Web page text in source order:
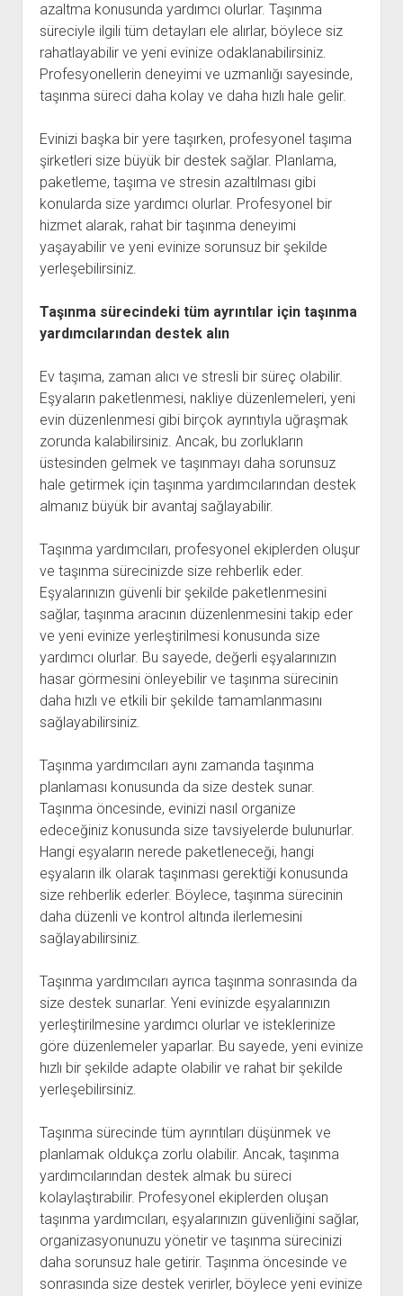
azaltma konusunda yardımcı olurlar. Taşınma
süreciyle ilgili tüm detayları ele alırlar, böylece siz
rahatlayabilir ve yeni evinize odaklanabilirsiniz.
Profesyonellerin deneyimi ve uzmanlığı sayesinde,
taşınma süreci daha kolay ve daha hızlı hale gelir.
Evinizi başka bir yere taşırken, profesyonel taşıma
şirketleri size büyük bir destek sağlar. Planlama,
paketleme, taşıma ve stresin azaltılması gibi
konularda size yardımcı olurlar. Profesyonel bir
hizmet alarak, rahat bir taşınma deneyimi
yaşayabilir ve yeni evinize sorunsuz bir şekilde
yerleşebilirsiniz.
Taşınma sürecindeki tüm ayrıntılar için taşınma
yardımcılarından destek alın
Ev taşıma, zaman alıcı ve stresli bir süreç olabilir.
Eşyaların paketlenmesi, nakliye düzenlemeleri, yeni
evin düzenlenmesi gibi birçok ayrıntıyla uğraşmak
zorunda kalabilirsiniz. Ancak, bu zorlukların
üstesinden gelmek ve taşınmayı daha sorunsuz
hale getirmek için taşınma yardımcılarından destek
almanız büyük bir avantaj sağlayabilir.
Taşınma yardımcıları, profesyonel ekiplerden oluşur
ve taşınma sürecinizde size rehberlik eder.
Eşyalarınızın güvenli bir şekilde paketlenmesini
sağlar, taşınma aracının düzenlenmesini takip eder
ve yeni evinize yerleştirilmesi konusunda size
yardımcı olurlar. Bu sayede, değerli eşyalarınızın
hasar görmesini önleyebilir ve taşınma sürecinin
daha hızlı ve etkili bir şekilde tamamlanmasını
sağlayabilirsiniz.
Taşınma yardımcıları aynı zamanda taşınma
planlaması konusunda da size destek sunar.
Taşınma öncesinde, evinizi nasıl organize
edeceğiniz konusunda size tavsiyelerde bulunurlar.
Hangi eşyaların nerede paketleneceği, hangi
eşyaların ilk olarak taşınması gerektiği konusunda
size rehberlik ederler. Böylece, taşınma sürecinin
daha düzenli ve kontrol altında ilerlemesini
sağlayabilirsiniz.
Taşınma yardımcıları ayrıca taşınma sonrasında da
size destek sunarlar. Yeni evinizde eşyalarınızın
yerleştirilmesine yardımcı olurlar ve isteklerinize
göre düzenlemeler yaparlar. Bu sayede, yeni evinize
hızlı bir şekilde adapte olabilir ve rahat bir şekilde
yerleşebilirsiniz.
Taşınma sürecinde tüm ayrıntıları düşünmek ve
planlamak oldukça zorlu olabilir. Ancak, taşınma
yardımcılarından destek almak bu süreci
kolaylaştırabilir. Profesyonel ekiplerden oluşan
taşınma yardımcıları, eşyalarınızın güvenliğini sağlar,
organizasyonunuzu yönetir ve taşınma sürecinizi
daha sorunsuz hale getirir. Taşınma öncesinde ve
sonrasında size destek verirler, böylece yeni evinize